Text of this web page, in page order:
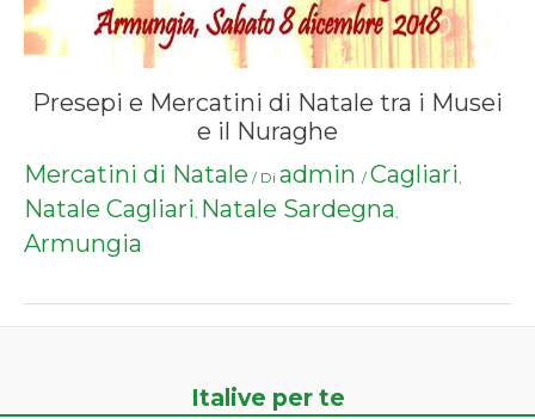
Presepi e Mercatini di Natale tra i Musei
e il Nuraghe
Mercatini di Natale / Di admin / Cagliari,
Natale Cagliari, Natale Sardegna,
Armungia
Italive per te